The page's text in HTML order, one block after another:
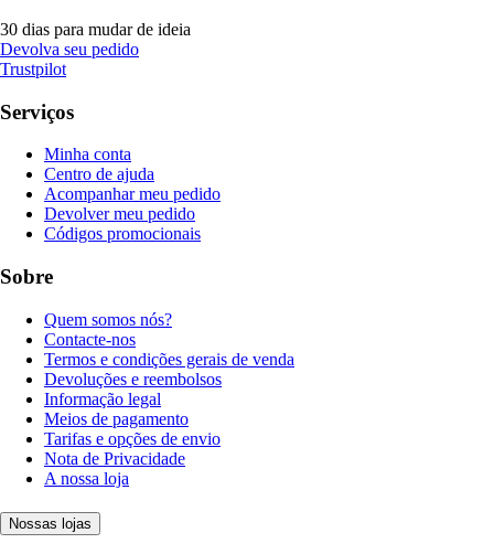
30 dias para mudar de ideia
Devolva seu pedido
Trustpilot
Serviços
Minha conta
Centro de ajuda
Acompanhar meu pedido
Devolver meu pedido
Códigos promocionais
Sobre
Quem somos nós?
Contacte-nos
Termos e condições gerais de venda
Devoluções e reembolsos
Informação legal
Meios de pagamento
Tarifas e opções de envio
Nota de Privacidade
A nossa loja
Nossas lojas